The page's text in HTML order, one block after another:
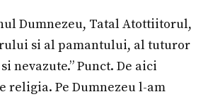
Dumnezeu, Tatal Atottiitorul,
si al pamantului, al tuturor
nevazute.” Punct. De aici
religia. Pe Dumnezeu l-am